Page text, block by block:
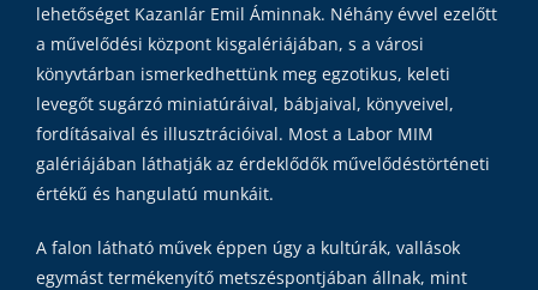
lehetőséget Kazanlár Emil Áminnak. Néhány évvel ezelőtt
a művelődési központ kisgalériájában, s a városi
könyvtárban ismerkedhettünk meg egzotikus, keleti
levegőt sugárzó miniatúráival, bábjaival, könyveivel,
fordításaival és illusztrációival. Most a Labor MIM
galériájában láthatják az érdeklődők művelődéstörténeti
értékű és hangulatú munkáit.
A falon látható művek éppen úgy a kultúrák, vallások
egymást termékenyítő metszéspontjában állnak, mint